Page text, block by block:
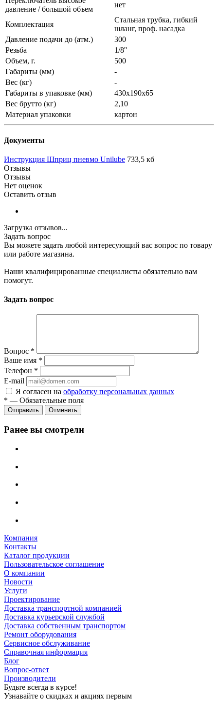
давление / большой объем
нет
Комплектация
Стальная трубка, гибкий
шланг, проф. насадка
Давление подачи до (атм.)
300
Резьба
1/8''
Объем, г.
500
Габариты (мм)
-
Вес (кг)
-
Габариты в упаковке (мм)
430х190х65
Вес брутто (кг)
2,10
Материал упаковки
картон
Документы
Инструкция Шприц пневмо Unilube 733,5 кб
Отзывы
Отзывы
Нет оценок
Оставить отзыв
Загрузка отзывов...
Задать вопрос
Вы можете задать любой интересующий вас вопрос по товару
или работе магазина.
Наши квалифицированные специалисты обязательно вам
помогут.
Задать вопрос
Вопрос *
Ваше имя *
Телефон *
E-mail
Я согласен на обработку персональных данных
* — Обязательные поля
Отменить
Ранее вы смотрели
Компания
Контакты
Каталог продукции
Пользовательское соглашение
О компании
Новости
Услуги
Проектирование
Доставка транспортной компанией
Доставка курьерской службой
Доставка собственным транспортом
Ремонт оборудования
Сервисное обслуживание
Справочная информация
Блог
Вопрос-ответ
Производители
Будьте всегда в курсе!
Узнавайте о скидках и акциях первым